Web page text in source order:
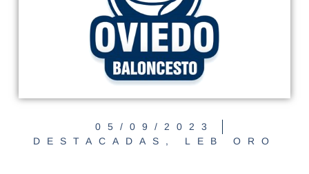
05/09/2023
DESTACADAS , LEB ORO